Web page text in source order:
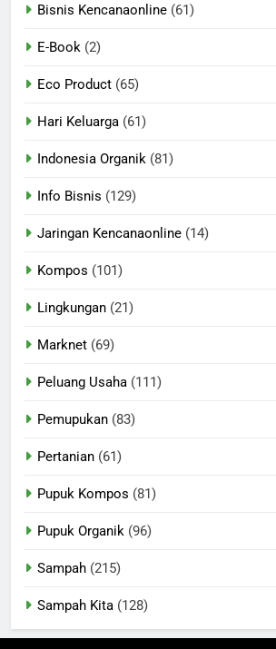
Bisnis Kencanaonline (61)
E-Book (2)
Eco Product (65)
Hari Keluarga (61)
Indonesia Organik (81)
Info Bisnis (129)
Jaringan Kencanaonline (14)
Kompos (101)
Lingkungan (21)
Marknet (69)
Peluang Usaha (111)
Pemupukan (83)
Pertanian (61)
Pupuk Kompos (81)
Pupuk Organik (96)
Sampah (215)
Sampah Kita (128)